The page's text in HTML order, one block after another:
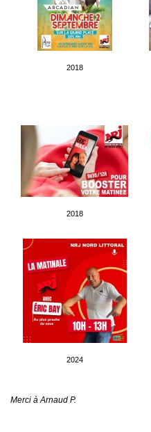
2018
2018
2024
Merci à Arnaud P.